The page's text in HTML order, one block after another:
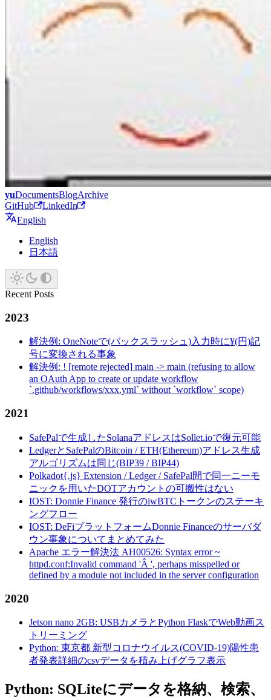
yuDocumentsBlogArchive
GitHub
LinkedIn
English
English
日本語
Recent Posts
2023
解決例: OneNoteで(バックスラッシュ)入力時に¥(円)記
号に変換される事象
解決例: ! [remote rejected] main -> main (refusing to allow
an OAuth App to create or update workflow
`.github/workflows/xxx.yml` without `workflow` scope)
2021
SafePalで生成したSolanaアドレスはSollet.ioで復元可能
LedgerとSafePalのBitcoin / ETH(Ethereum)アドレス生成
アルゴリズムは同じ(BIP39 / BIP44)
Polkadot{.js} Extension / Ledger / SafePal間で同一ニーモ
ニックを用いたDOTアカウントの可搬性はない
IOST: Donnie Finance 発行のiwBTCトークンのステーキ
ングフロー
IOST: DeFiプラットフォームDonnie Financeのサーバダ
ウン事象についてまとめてみた
Apache エラー解決法 AH00526: Syntax error ~
httpd.conf:Invalid command 'Â ', perhaps misspelled or
defined by a module not included in the server configuration
2020
Jetson nano 2GB: USBカメラとPython FlaskでWeb動画ス
トリーミング
Python: 東京都 新型コロナウイルス(COVID-19)陽性患
者発表詳細のcsvデータを積み上げグラフ表示
Python: SQLiteにデータを格納、検索、